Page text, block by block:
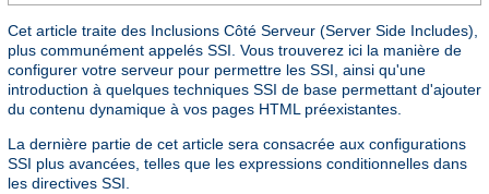
Cet article traite des Inclusions Côté Serveur (Server Side Includes),
plus communément appelés SSI. Vous trouverez ici la manière de
configurer votre serveur pour permettre les SSI, ainsi qu'une
introduction à quelques techniques SSI de base permettant d'ajouter
du contenu dynamique à vos pages HTML préexistantes.
La dernière partie de cet article sera consacrée aux configurations
SSI plus avancées, telles que les expressions conditionnelles dans
les directives SSI.